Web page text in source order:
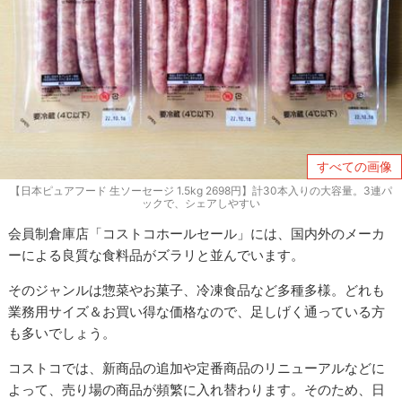
すべての画像
【日本ピュアフード 生ソーセージ 1.5kg 2698円】計30本入りの大容量。3連パ
ックで、シェアしやすい
会員制倉庫店「コストコホールセール」には、国内外のメーカ
ーによる良質な食料品がズラリと並んでいます。
そのジャンルは惣菜やお菓子、冷凍食品など多種多様。どれも
業務用サイズ＆お買い得な価格なので、足しげく通っている方
も多いでしょう。
コストコでは、新商品の追加や定番商品のリニューアルなどに
よって、売り場の商品が頻繁に入れ替わります。そのため、日